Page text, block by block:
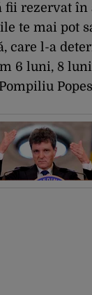
fii rezervat
te mai pot
care l-a
6 luni, 8